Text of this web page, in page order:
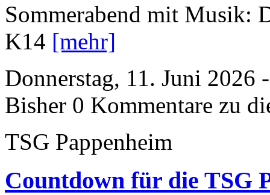
Sommerabend mit Musik:
K14 [mehr]
Donnerstag, 11. Juni 2026
Bisher 0 Kommentare zu
TSG Pappenheim
Countdown für die TSG